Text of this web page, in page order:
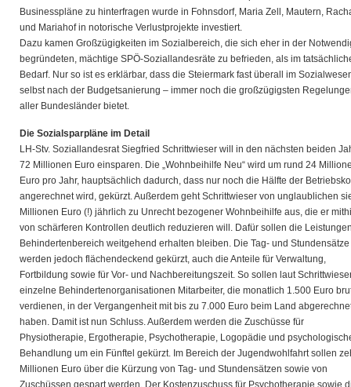
Businesspläne zu hinterfragen wurde in Fohnsdorf, Maria Zell, Mautern,
und Mariahof in notorische Verlustprojekte investiert.
Dazu kamen Großzügigkeiten im Sozialbereich, die sich eher in der
begründeten, mächtige SPÖ-Soziallandesräte zu befrieden, als im
Bedarf. Nur so ist es erklärbar, dass die Steiermark fast überall im
selbst nach der Budgetsanierung – immer noch die großzügigsten
aller Bundesländer bietet.
Die Sozialsparpläne im Detail
LH-Stv. Soziallandesrat Siegfried Schrittwieser will in den nächsten beiden
72 Millionen Euro einsparen. Die „Wohnbeihilfe Neu“ wird um rund 24
Euro pro Jahr, hauptsächlich dadurch, dass nur noch die Hälfte der
angerechnet wird, gekürzt. Außerdem geht Schrittwieser von unglaublichen
Millionen Euro (!) jährlich zu Unrecht bezogener Wohnbeihilfe aus, die er
von schärferen Kontrollen deutlich reduzieren will. Dafür sollen die
Behindertenbereich weitgehend erhalten bleiben. Die Tag- und Stundensätze
werden jedoch flächendeckend gekürzt, auch die Anteile für Verwaltung,
Fortbildung sowie für Vor- und Nachbereitungszeit. So sollen laut
einzelne Behindertenorganisationen Mitarbeiter, die monatlich 1.500 Euro
verdienen, in der Vergangenheit mit bis zu 7.000 Euro beim Land
haben. Damit ist nun Schluss. Außerdem werden die Zuschüsse für
Physiotherapie, Ergotherapie, Psychotherapie, Logopädie und
Behandlung um ein Fünftel gekürzt. Im Bereich der Jugendwohlfahrt sollen
Millionen Euro über die Kürzung von Tag- und Stundensätzen sowie von
Zuschüssen gespart werden. Der Kostenzuschuss für Psychotherapie sowie